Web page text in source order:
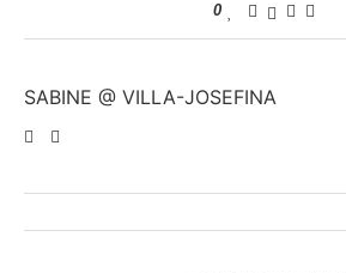
0
SABINE @ VILLA-JOSEFINA